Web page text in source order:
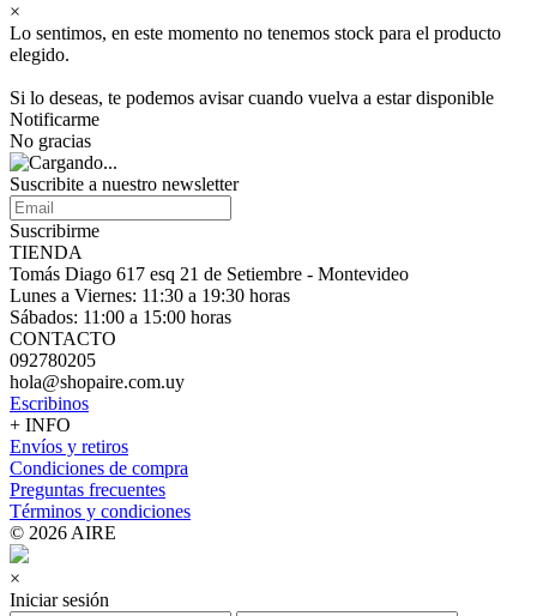
×
Lo sentimos, en este momento no tenemos stock para el producto
elegido.
Si lo deseas, te podemos avisar cuando vuelva a estar disponible
Notificarme
No gracias
Suscribite a nuestro newsletter
Suscribirme
TIENDA
Tomás Diago 617 esq 21 de Setiembre - Montevideo
Lunes a Viernes: 11:30 a 19:30 horas
Sábados: 11:00 a 15:00 horas
CONTACTO
092780205
hola@shopaire.com.uy
Escribinos
+ INFO
Envíos y retiros
Condiciones de compra
Preguntas frecuentes
Términos y condiciones
© 2026 AIRE
×
Iniciar sesión